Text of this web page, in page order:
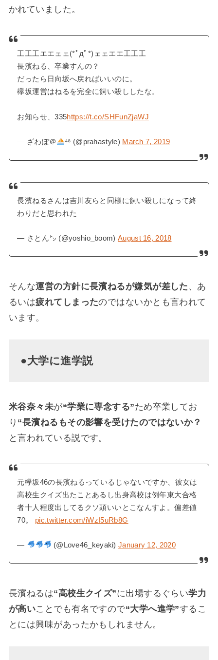
かれていました。
工工工エエェェ(*ﾟдﾟ*)ェェエエ工工工
長濱ねる、卒業すんの？
だったら日向坂へ戻ればいいのに。
欅坂運営はねるを完全に飼い殺ししたな。
お知らせ、335https://t.co/SHFunZjaWJ
— ざわぽ＠ ⁴⁸ (@prahastyle) March 7, 2019
長濱ねるさんは吉川友らと同様に飼い殺しになって終
わりだと思われた
— さとん㌧ (@yoshio_boom) August 16, 2018
そんな運営の方針に長濱ねるが嫌気が差した 、あ
るいは疲れてしまったのではないかとも言われて
います。
●大学に進学説
米谷奈々未が“学業に専念する”ため卒業してお
り “長濱ねるもその影響を受けたのではないか？
と言われている説です。
元欅坂46の長濱ねるっているじゃないですか、彼女は
高校生クイズ出たことあるし出身高校は例年東大合格
者十人程度出してるクソ頭いいとこなんすよ。偏差値
70。 pic.twitter.com/iWzI5uRb8G
— (@Love46_keyaki)January 12, 2020
長濱ねるは“高校生クイズ”に出場するぐらい学力
が高いことでも有名ですので“大学へ進学”するこ
とには興味があったかもしれません。